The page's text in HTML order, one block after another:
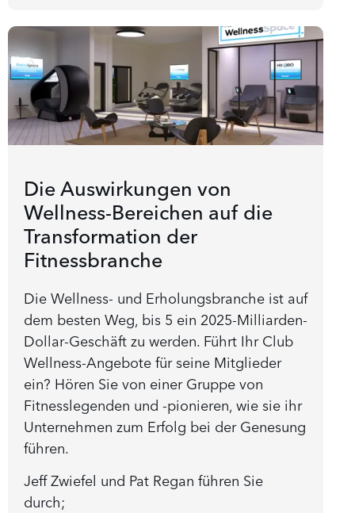
Die Auswirkungen von
Wellness-Bereichen auf die
Transformation der
Fitnessbranche
Die Wellness- und Erholungsbranche ist auf
dem besten Weg, bis 5 ein 2025-Milliarden-
Dollar-Geschäft zu werden. Führt Ihr Club
Wellness-Angebote für seine Mitglieder
ein? Hören Sie von einer Gruppe von
Fitnesslegenden und -pionieren, wie sie ihr
Unternehmen zum Erfolg bei der Genesung
führen.
Jeff Zwiefel und Pat Regan führen Sie
durch;